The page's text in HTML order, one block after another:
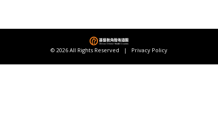
© 2026 All Rights Reserved | Privacy Policy